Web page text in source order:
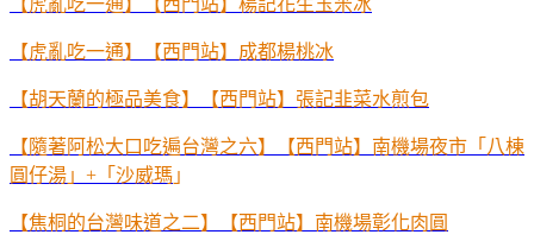
【虎亂吃一通】【西門站】成都楊桃冰
【胡天蘭的極品美食】【西門站】張記韭菜水煎包
【隨著阿松大口吃遍台灣之六】【西門站】南機場夜市「八棟
圓仔湯」+「沙威瑪 」
【焦桐的台灣味道之二】【西門站】南機場彰化肉圓